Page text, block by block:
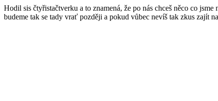
Hodil sis čtyřistačtverku a to znamená, že po nás chceš něco co
budeme tak se tady vrať později a pokud vůbec nevíš tak zkus zajít